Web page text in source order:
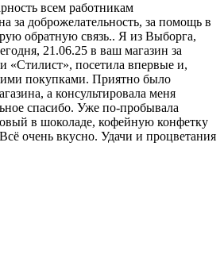
всем работникам
за доброжелательность, за помощь в
обратную связь.. Я из Выборга,
21.06.25 в ваш магазин за
«Стилист», посетила впервые и,
покупками. Приятно было
а консультировала меня
спасибо. Уже по-пробывала
в шоколаде, кофейную конфетку
очень вкусно. Удачи и процветания